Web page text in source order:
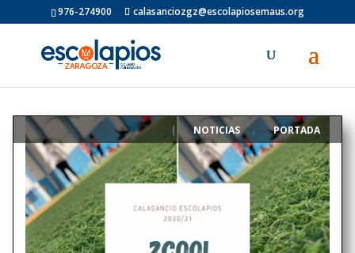
976-274900 calasanciozgz@escolapiosemaus.org
NOTICIAS , PORTADA